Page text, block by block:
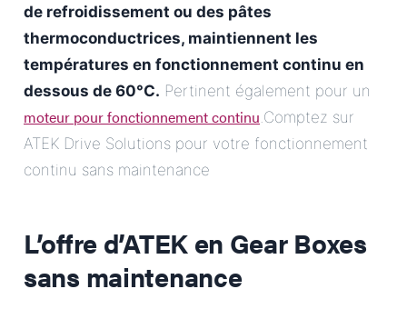
de refroidissement ou des pâtes
thermoconductrices, maintiennent les
températures en fonctionnement continu en
dessous de 60°C. Pertinent également pour un
moteur pour fonctionnement continu.Comptez sur
ATEK Drive Solutions pour votre fonctionnement
continu sans maintenance
L’offre d’ATEK en Gear Boxes
sans maintenance